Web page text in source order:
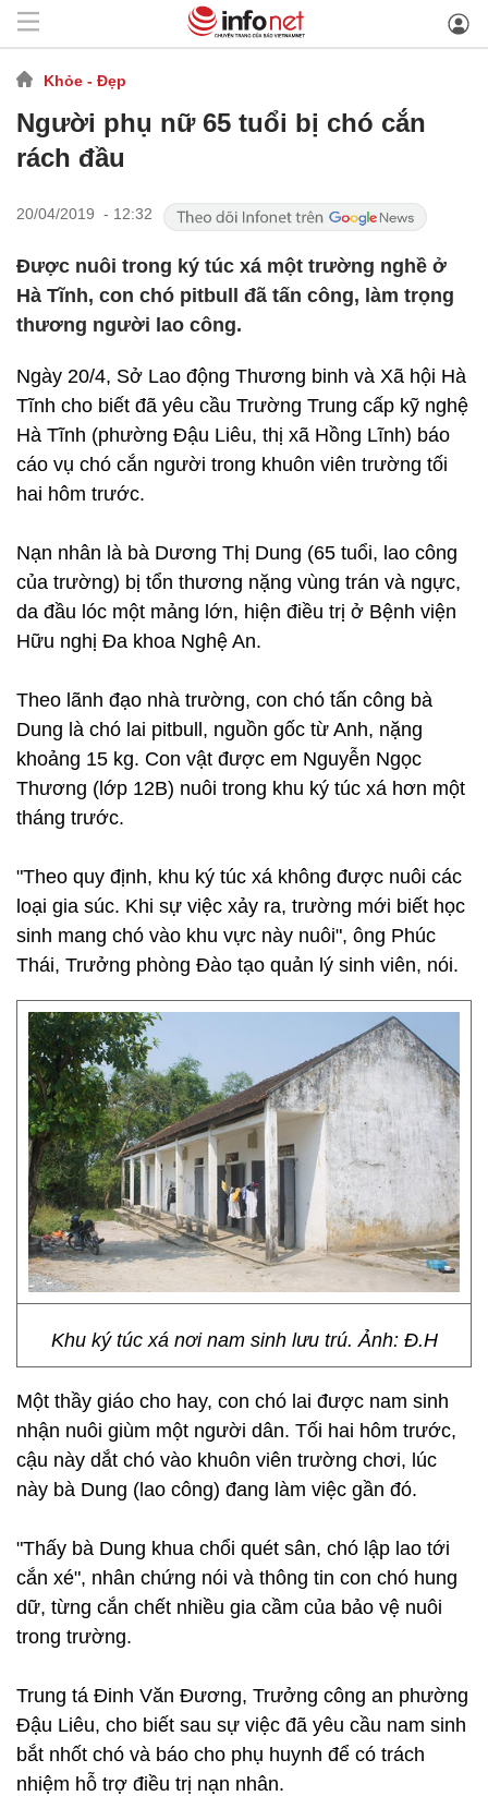
Khỏe - Đẹp
Người phụ nữ 65 tuổi bị chó cắn
rách đầu
20/04/2019 - 12:32
Được nuôi trong ký túc xá một trường nghề ở
Hà Tĩnh, con chó pitbull đã tấn công, làm trọng
thương người lao công.
Ngày 20/4, Sở Lao động Thương binh và Xã hội Hà
Tĩnh cho biết đã yêu cầu Trường Trung cấp kỹ nghệ
Hà Tĩnh (phường Đậu Liêu, thị xã Hồng Lĩnh) báo
cáo vụ chó cắn người trong khuôn viên trường tối
hai hôm trước.
Nạn nhân là bà Dương Thị Dung (65 tuổi, lao công
của trường) bị tổn thương nặng vùng trán và ngực,
da đầu lóc một mảng lớn, hiện điều trị ở Bệnh viện
Hữu nghị Đa khoa Nghệ An.
Theo lãnh đạo nhà trường, con chó tấn công bà
Dung là chó lai pitbull, nguồn gốc từ Anh, nặng
khoảng 15 kg. Con vật được em Nguyễn Ngọc
Thương (lớp 12B) nuôi trong khu ký túc xá hơn một
tháng trước.
"Theo quy định, khu ký túc xá không được nuôi các
loại gia súc. Khi sự việc xảy ra, trường mới biết học
sinh mang chó vào khu vực này nuôi", ông Phúc
Thái, Trưởng phòng Đào tạo quản lý sinh viên, nói.
Khu ký túc xá nơi nam sinh lưu trú. Ảnh: Đ.H
Một thầy giáo cho hay, con chó lai được nam sinh
nhận nuôi giùm một người dân. Tối hai hôm trước,
cậu này dắt chó vào khuôn viên trường chơi, lúc
này bà Dung (lao công) đang làm việc gần đó.
"Thấy bà Dung khua chổi quét sân, chó lập lao tới
cắn xé", nhân chứng nói và thông tin con chó hung
dữ, từng cắn chết nhiều gia cầm của bảo vệ nuôi
trong trường.
Trung tá Đinh Văn Đương, Trưởng công an phường
Đậu Liêu, cho biết sau sự việc đã yêu cầu nam sinh
bắt nhốt chó và báo cho phụ huynh để có trách
nhiệm hỗ trợ điều trị nạn nhân.